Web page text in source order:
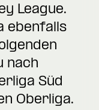
League.
ebenfalls
nach
Süd
Oberliga.